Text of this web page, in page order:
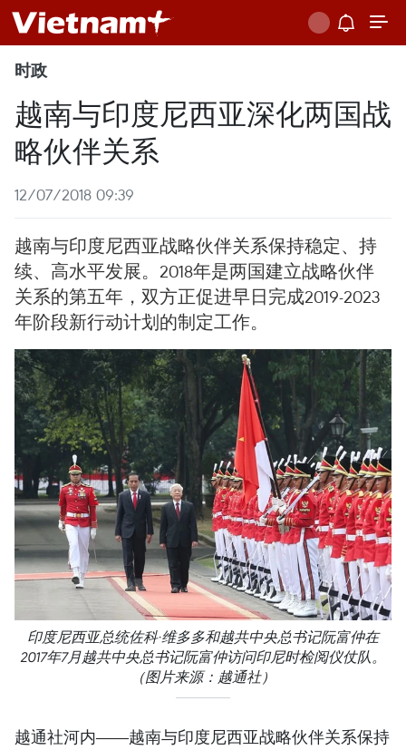
时政
越南与印度尼西亚深化两国战
略伙伴关系
12/07/2018 09:39
越南与印度尼西亚战略伙伴关系保持稳定、持
续、高水平发展。2018年是两国建立战略伙伴
关系的第五年，双方正促进早日完成2019-2023
年阶段新行动计划的制定工作。
印度尼西亚总统佐科·维多多和越共中央总书记阮富仲在
2017年7月越共中央总书记阮富仲访问印尼时检阅仪仗队。
（图片来源：越通社）
越通社河内——越南与印度尼西亚战略伙伴关系保持